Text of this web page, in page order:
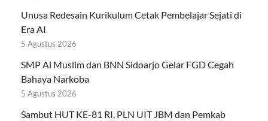
Unusa Redesain Kurikulum Cetak Pembelajar Sejati di
Era AI
5 Agustus 2026
SMP Al Muslim dan BNN Sidoarjo Gelar FGD Cegah
Bahaya Narkoba
5 Agustus 2026
Sambut HUT KE-81 RI, PLN UIT JBM dan Pemkab